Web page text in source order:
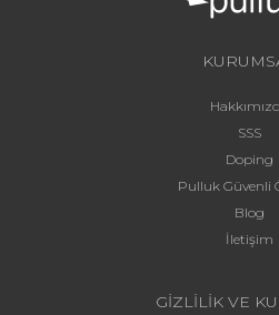
SSS
Doping
Pulluk Güvenli
Blog
İletişim
GİZLİLİK VE